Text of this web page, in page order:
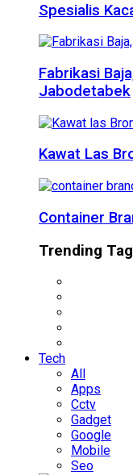
Spesialis
Fabrikasi
Jabodetabek
Kawat Las
Container
Trending
Tech
All
Apps
Cctv
Gadget
Google
Mobile
Seo